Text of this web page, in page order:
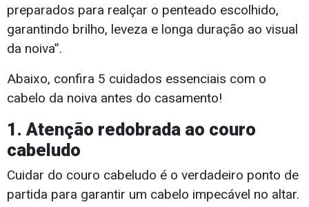
preparados para realçar o penteado escolhido,
garantindo brilho, leveza e longa duração ao visual
da noiva”.
Abaixo, confira 5 cuidados essenciais com o
cabelo da noiva antes do casamento!
​1. Atenção redobrada ao couro
cabeludo
Cuidar do couro cabeludo é o verdadeiro ponto de
partida para garantir um cabelo impecável no altar.